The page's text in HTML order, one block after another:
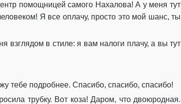
помощницей самого Нахалова! А у меня тут
Я все оплачу, просто это мой шанс, ты
взглядом в стиле: я вам налоги плачу, а вы тут
тебе подробнее. Спасибо, спасибо, спасибо!
трубку. Вот коза! Даром, что двоюродная.